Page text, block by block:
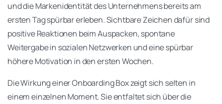
und die Markenidentität des Unternehmens bereits am
ersten Tag spürbar erleben. Sichtbare Zeichen dafür sind
positive Reaktionen beim Auspacken, spontane
Weitergabe in sozialen Netzwerken und eine spürbar
höhere Motivation in den ersten Wochen.
Die Wirkung einer Onboarding Box zeigt sich selten in
einem einzelnen Moment. Sie entfaltet sich über die